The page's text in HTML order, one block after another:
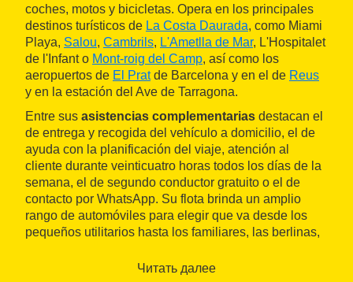
coches, motos y bicicletas. Opera en los principales
destinos turísticos de La Costa Daurada, como Miami
Playa, Salou, Cambrils, L'Ametlla de Mar, L'Hospitalet
de l'Infant o Mont-roig del Camp, así como los
aeropuertos de El Pratde Barcelona y en el de Reus
y en la estación del Ave de Tarragona.
Entre sus asistencias complementarias destacan el
de entrega y recogida del vehículo a domicilio, el de
ayuda con la planificación del viaje, atención al
cliente durante veinticuatro horas todos los días de la
semana, el de segundo conductor gratuito o el de
contacto por WhatsApp. Su flota brinda un amplio
rango de automóviles para elegir que va desde los
pequeños utilitarios hasta los familiares, las berlinas,
Читать далее